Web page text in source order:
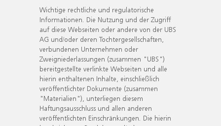
Wichtige rechtliche und regulatorische
Informationen. Die Nutzung und der Zugriff
auf diese Webseiten oder andere von der UBS
AG und/oder deren Tochtergesellschaften,
verbundenen Unternehmen oder
Zweigniederlassungen (zusammen "UBS")
bereitgestellte verlinkte Webseiten und alle
hierin enthaltenen Inhalte, einschließlich
veröffentlichter Dokumente (zusammen
"Materialien"), unterliegen diesem
Haftungsausschluss und allen anderen
veröffentlichten Einschränkungen. Die hierin